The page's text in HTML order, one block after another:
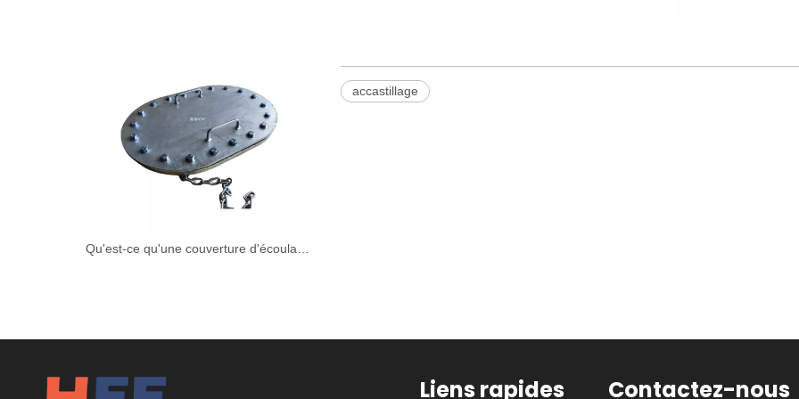
accastillage
Liens rapides Contactez-nous